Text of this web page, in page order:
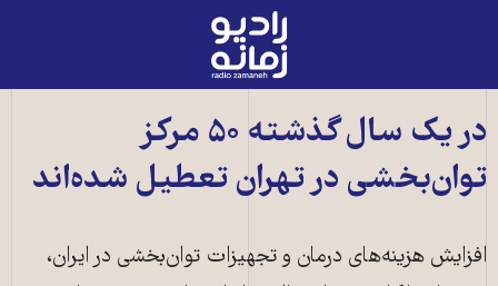
رادیو
زمانه
به
اصلی
در یک سال گذشته ۵۰ مرکز
توان‌بخشی در تهران تعطیل شده‌اند
افزایش هزینه‌های درمان و تجهیزات توان‌بخشی در ایران،